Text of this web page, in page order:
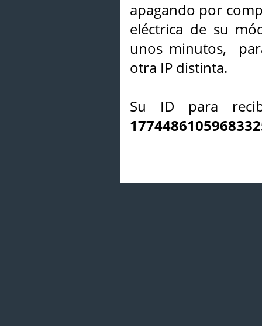
apagando por
eléctrica de su
unos minutos,
otra IP distinta.
Su ID para